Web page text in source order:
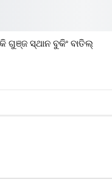
କି ଗୁଞ୍ଜ ସ୍ଥାନ ବୁକିଂ ବାତିଲ୍